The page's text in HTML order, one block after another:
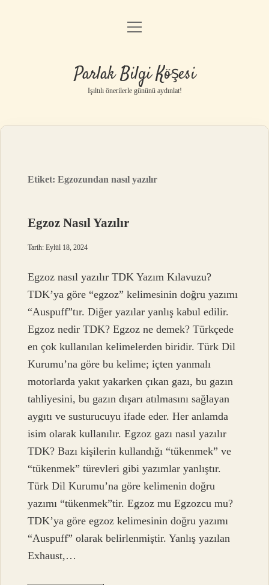
Anasayfa
Yasal Uyarı
menüyü
Parlak Bilgi Köşesi
Işıltılı önerilerle gününü aydınlat!
Etiket:Egzozundan nasıl yazılır
Egzoz Nasıl Yazılır
Tarih: Eylül 18, 2024
Egzoz nasıl yazılır TDK Yazım Kılavuzu?
TDK’ya göre “egzoz” kelimesinin doğru yazımı
“Auspuff”tır. Diğer yazılar yanlış kabul edilir.
Egzoz nedir TDK? Egzoz ne demek? Türkçede
en çok kullanılan kelimelerden biridir. Türk Dil
Kurumu’na göre bu kelime; içten yanmalı
motorlarda yakıt yakarken çıkan gazı, bu gazın
tahliyesini, bu gazın dışarı atılmasını sağlayan
aygıtı ve susturucuyu ifade eder. Her anlamda
isim olarak kullanılır. Egzoz gazı nasıl yazılır
TDK? Bazı kişilerin kullandığı “tükenmek” ve
“tükenmek” türevleri gibi yazımlar yanlıştır.
Türk Dil Kurumu’na göre kelimenin doğru
yazımı “tükenmek”tir. Egzoz mu Egzozcu mu?
TDK’ya göre egzoz kelimesinin doğru yazımı
“Auspuff” olarak belirlenmiştir. Yanlış yazılan
Exhaust,…